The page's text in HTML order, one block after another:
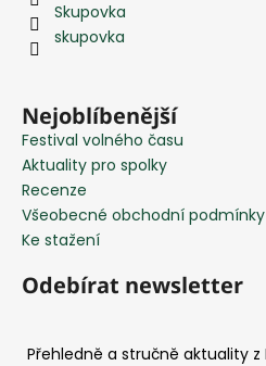
Skupovka
skupovka
Nejoblíbenější
Festival volného času
Aktuality pro spolky
Recenze
Všeobecné obchodní podmínky
Ke stažení
Odebírat newsletter